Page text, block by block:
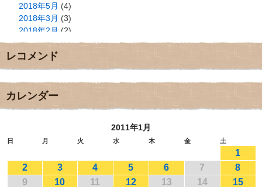
2018年5月 (4)
2018年3月 (3)
2018年2月 (2)
2018年1月(2)
2017年12月
2017年11月(3)
2017年9月
2017年8月
2017年5月
2017年3月(1)
2017年2月(1)
レコメンド
カレンダー
2011年1月
日 月 火 水 木 金 土
1
2
3 4 5 6 7
8
9
10 11 12 13 14 15